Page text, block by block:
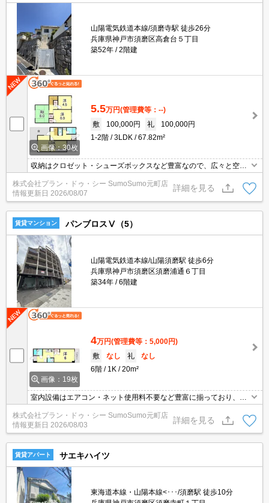
山陽電気鉄道本線/須磨寺駅 徒歩26分
兵庫県神戸市須磨区高倉台５丁目
築52年
2階建
画像：30枚
5.5万円(管理費等：--)
敷
100,000円 礼
100,000円
1-2階
3LDK 67.82m²
収納はクロゼット・シューズボックスなど豊富なので、広々と空間
を利用することも可能です。身支度に必要となる様々なアイテムを
収納可能なスペースがある独立洗面台を設置しています。お車を所
有されてる方に。近隣に駐車場もあります。新生活を迎える際は、
3LDKの物件はいかがでしょうか。
株式会社プラン・ドゥ・シー SumoSumo元町店
情報更新日 2026/08/07
詳細を見る
賃貸マンション パンブロスⅤ（5）
山陽電気鉄道本線/山陽須磨駅 徒歩6分
兵庫県神戸市須磨区須磨浦通６丁目
築34年
6階建
画像：19枚
4万円(管理費等：5,000円)
敷
なし 礼
なし
6階
1K 20m²
室内設備はエアコン・ネット使用料不要など豊富に揃っており、過
ごしやすいお部屋になっております。セキュリティ面は、TVインタ
ーホン・オートロックなどを設置しているので安全面でも優れてお
ります。収納はクロゼット・シューズボックスなど豊富なので、衣
類や履き物の整理がしやすく便利です。こちらの物件はマンション
です。
株式会社プラン・ドゥ・シー SumoSumo元町店
情報更新日 2026/08/03
詳細を見る
賃貸アパート サエキハイツ
東海道本線・山陽本線<･･･/須磨駅 徒歩10分